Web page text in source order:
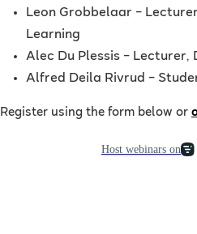
Leon Grobbelaar –
Learning
Alec Du Plessis – Lecturer,
Alfred Deila Rivrud –
Register using the form below or